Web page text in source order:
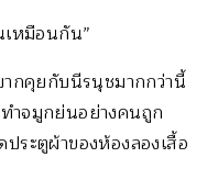
เหมือนกัน”
ากคุยกับนีรนุชมากกว่านี้
ำจมูกย่นอย่างคนถูก
ระตูผ้าของห้องลองเสื้อ